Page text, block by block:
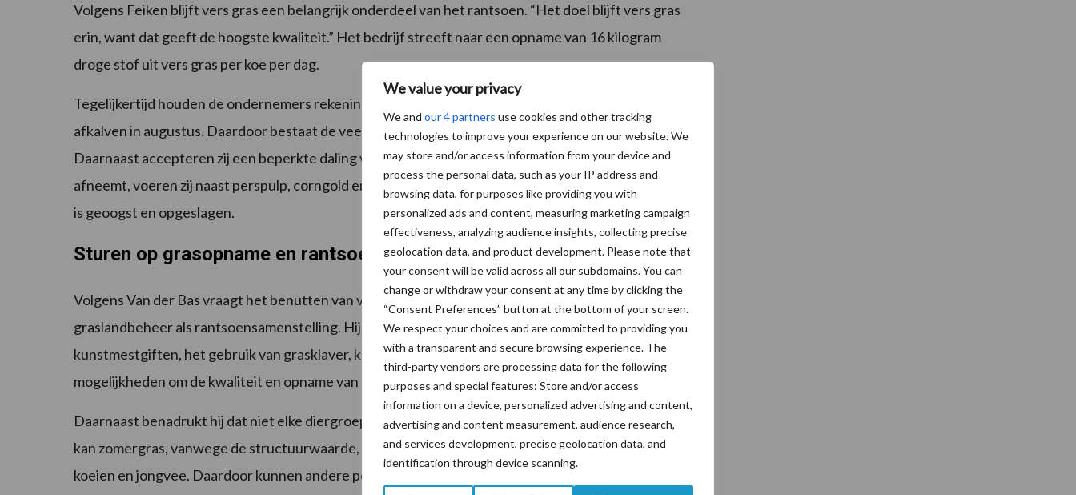
We value your privacy
We and our 4 partners use cookies and other tracking
technologies to improve your experience on our website. We
may store and/or access information from your device and
process the personal data, such as your IP address and
browsing data, for purposes like providing you with
personalized ads and content, measuring marketing campaign
effectiveness, analyzing audience insights, collecting precise
geolocation data, and product development. Please note that
your consent will be valid across all our subdomains. You can
change or withdraw your consent at any time by clicking the
“Consent Preferences” button at the bottom of your screen.
We respect your choices and are committed to providing you
with a transparent and secure browsing experience. The
third-party vendors are processing data for the following
purposes and special features: Store and/or access
information on a device, personalized advertising and content,
advertising and content measurement, audience research,
and services development, precise geolocation data, and
identification through device scanning.
Volgens Feiken blijft vers gras een belangrijk onderdeel van het rantsoen. “Het doel blijft vers gras
erin, want dat geeft de hoogste kwaliteit.” Het bedrijf streeft naar een opname van 16 kilogram
droge stof uit vers gras per koe per dag.
Tegelijkertijd houden de ondernemers rekening met de seizoensinvloeden. Zo laten zij koeien niet
afkalven in augustus. Daardoor bestaat de veestapel in de zomer vooral uit oudmelkte dieren.
Daarnaast accepteren zij een beperkte daling van de melkproductie. Wanneer de grasgroei
afneemt, voeren zij naast perspulp, corngold en productiebrok ook snijrogge bij die eerder in het jaar
is geoogst en opgeslagen.
Sturen op grasopname en rantsoen
Volgens Van der Bas vraagt het benutten van vers gras in de zomer om extra aandacht voor zowel
graslandbeheer als rantsoensamenstelling. Hij noemt maatregelen zoals beregenen, beperkte
kunstmestgiften, het gebruik van grasklaver, kruidenrijk grasland en graslandrotatie als
mogelijkheden om de kwaliteit en opname van gras te ondersteunen.
Daarnaast benadrukt hij dat niet elke diergroep hetzelfde rantsoen nodig heeft. Volgens de adviseur
kan zomergras, vanwege de structuurwaarde, ook goed passen in rantsoenen voor droogstaande
koeien en jongvee. Daardoor kunnen andere percelen beschikbaar blijven voor beweiding of maaien.